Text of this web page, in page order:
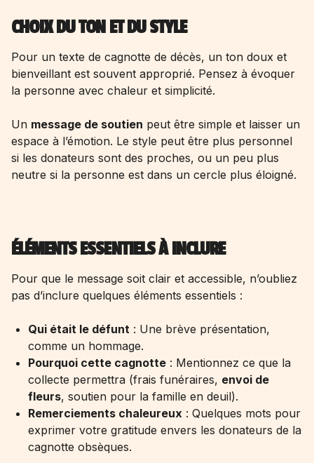
CHOIX DU TON ET DU STYLE
Pour un texte de cagnotte de décès, un ton doux et
bienveillant est souvent approprié. Pensez à évoquer
la personne avec chaleur et simplicité.
Un message de soutien peut être simple et laisser un
espace à l’émotion. Le style peut être plus personnel
si les donateurs sont des proches, ou un peu plus
neutre si la personne est dans un cercle plus éloigné.
ÉLÉMENTS ESSENTIELS À INCLURE
Pour que le message soit clair et accessible, n’oubliez
pas d’inclure quelques éléments essentiels :
Qui était le défunt : Une brève présentation,
comme un hommage.
Pourquoi cette cagnotte : Mentionnez ce que la
collecte permettra (frais funéraires, envoi de
fleurs, soutien pour la famille en deuil).
Remerciements chaleureux : Quelques mots pour
exprimer votre gratitude envers les donateurs de la
cagnotte obsèques.